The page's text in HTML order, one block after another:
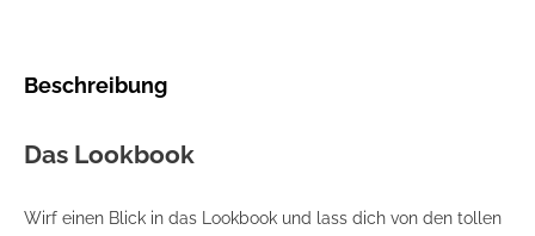
Beschreibung
Das Lookbook
Wirf einen Blick in das Lookbook und lass dich von den tollen